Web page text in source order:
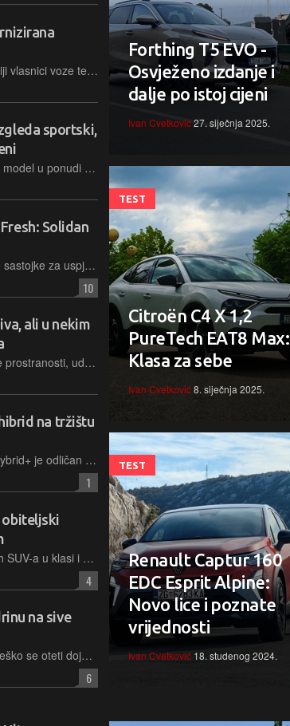
Ima li u svijetu automobila, kojim dominiraju SUV-i čiji vlasnici voze terenom samo kada parkiraju na zelene površine, mjesta za off-road ‘dinosaure’ poput Land Cruisera?
sportski,
S cijenom od 36.308 eura za najbogatije opremljeni model u ponudi Megane Conquest se čini kao odlična prilika jer neki konkurenti tek startaju na tim cjenovnim razinama
Solidan
Gradski crossover korejske marke naizgled ima sve sastojke za uspjeh, od dopadljivog dizajna, prostrane kabine i dobre opreme do snažnog turbomotora i pristupačne cijene. Ipak, nije tako jednostavno...
10
ali u nekim
Nova generacija Superba stigla je uz obećanje veće prostranosti, udobnosti i štedljivosti. Može li ga ispuniti?
na tržištu
Što se tiče cijene, potrošnje i snage pogona MG3 Hybrid+ je odličan automobil, no tijekom testa na površinu su isplivale neke njegove mane
1
obiteljski
PHEV verzija nove Honde CR-V jedan je od najboljih SUV-a u klasi i u nekoliko važnih pogleda još bolji od ionako odličnog ‘običnog’ HEV-a. Nažalost, bit će još rjeđa pojava na našim cestama
4
na sive
Juke je vrlo zabavan u vožnji i izuzetno štedljiv, no teško se oteti dojmu da bi s potentnijim pogonom sve bilo još bolje
6
Forthing T5 EVO -
Osvježeno izdanje i
dalje po istoj cijeni
Ivan Cvetković27. siječnja 2025.
TEST
Citroën C4 X 1,2
PureTech EAT8 Max:
Klasa za sebe
Ivan Cvetković8. siječnja 2025.
TEST
Renault Captur 160
EDC Esprit Alpine:
Novo lice i poznate
vrijednosti
Ivan Cvetković 18. studenog 2024.